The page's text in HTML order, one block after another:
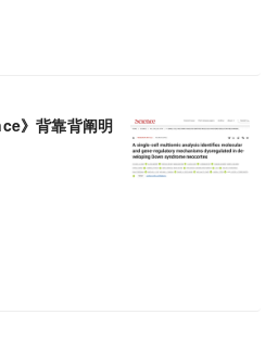
》背靠背阐明唐氏综合征大脑发育障